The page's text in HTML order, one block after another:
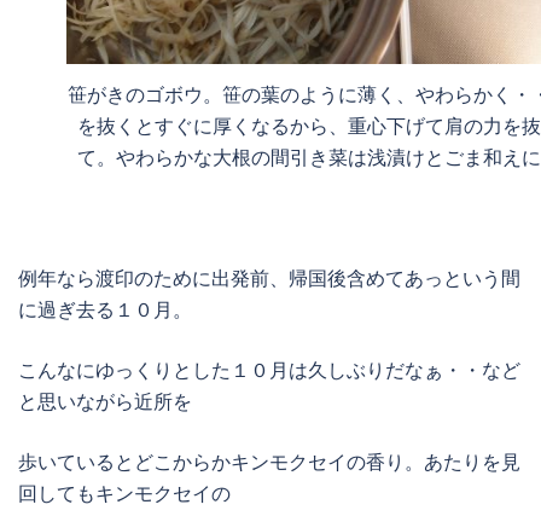
笹がきのゴボウ。笹の葉のように薄く、やわらかく・
を抜くとすぐに厚くなるから、重心下げて肩の力を
て。やわらかな大根の間引き菜は浅漬けとごま和え
例年なら渡印のために出発前、帰国後含めてあっという間
に過ぎ去る１０月。
こんなにゆっくりとした１０月は久しぶりだなぁ・・など
と思いながら近所を
歩いているとどこからかキンモクセイの香り。あたりを見
回してもキンモクセイの